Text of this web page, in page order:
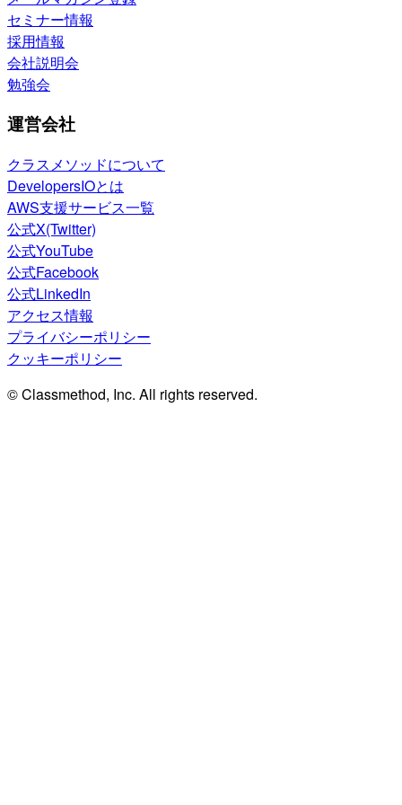
セミナー情報
採用情報
会社説明会
勉強会
運営会社
クラスメソッドについて
DevelopersIOとは
AWS支援サービス一覧
公式X(Twitter)
公式YouTube
公式Facebook
公式LinkedIn
アクセス情報
プライバシーポリシー
クッキーポリシー
© Classmethod, Inc. All rights reserved.